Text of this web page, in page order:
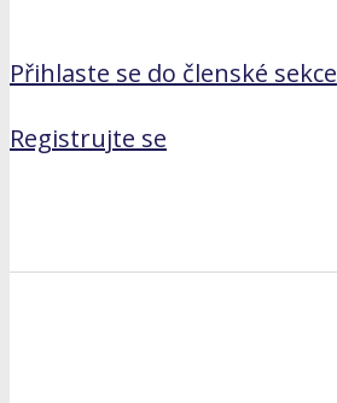
Přihlaste se do členské sekce
Registrujte se